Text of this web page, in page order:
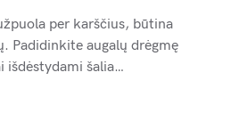
per karščius, būtina
Padidinkite augalų drėgmę
išdėstydami šalia…